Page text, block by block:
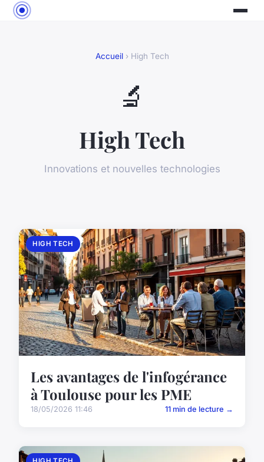
Accueil› High Tech
🔬
High Tech
Innovations et nouvelles technologies
HIGH TECH
Les avantages de l'infogérance
à Toulouse pour les PME
18/05/2026 11:46 11 min de lecture →